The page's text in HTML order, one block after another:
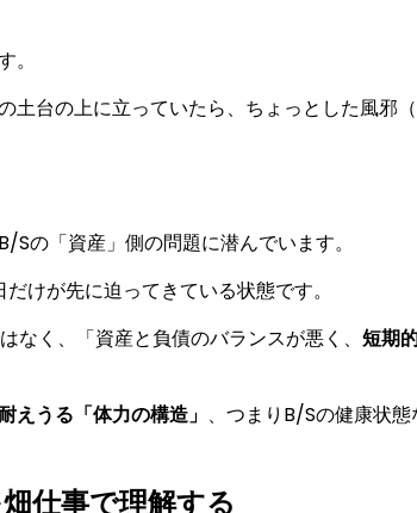
土台の上に立っていたら、ちょっとした風邪
の「資産」側の問題に潜んでいます。
けが先に迫ってきている状態です。
く、「資産と負債のバランスが悪く、 短期
えうる「体力の構造」 、つまりB/Sの健康状態
仕事で理解する